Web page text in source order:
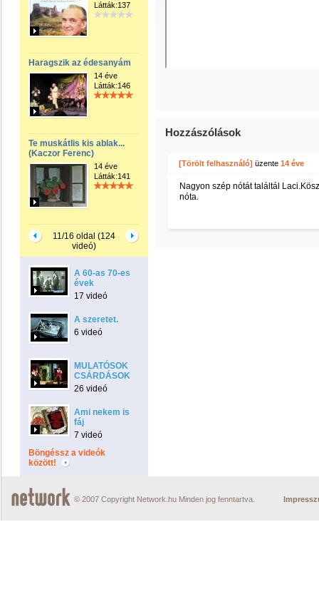
Látták:137
Haragszik az édesanyám
14 éve
Látták:146
Te muskátlis kis ablak...
(Kaczor Ferenc)
14 éve
Látták:141
11/16 oldal (124
videó)
A 60-as 70-es
évek
17 videó
A szeretet.
6 videó
MULATÓSOK
CSÁRDÁSOK
26 videó
Ami nekem is
fáj
7 videó
Böngéssz a videók
között!
Hozzászólások
[Törölt felhasználó] üzente 14 éve
Nagyon szép nótát találtál
nóta.
© 2007 Copyright Network.hu Minden jog fenntartva.